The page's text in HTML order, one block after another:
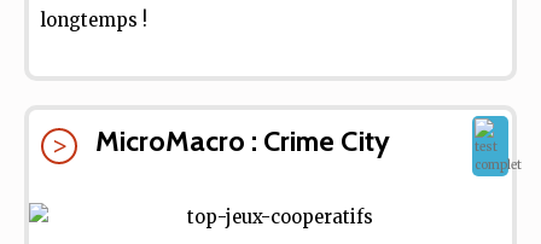
longtemps !
MicroMacro : Crime City